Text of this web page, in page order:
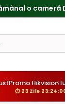
Promo Hikvision
⏱ 23 Zile 23:23:59